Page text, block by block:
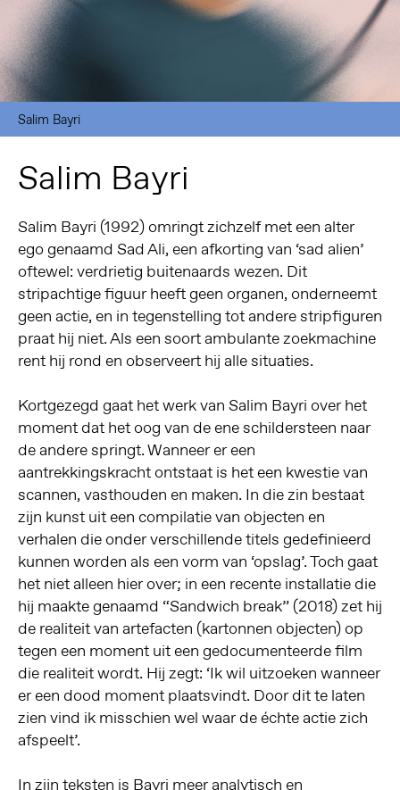
Salim Bayri
Salim Bayri
Salim Bayri (1992) omringt zichzelf met een alter
ego genaamd Sad Ali, een afkorting van ‘sad alien’
oftewel: verdrietig buitenaards wezen. Dit
stripachtige figuur heeft geen organen, onderneemt
geen actie, en in tegenstelling tot andere stripfiguren
praat hij niet. Als een soort ambulante zoekmachine
rent hij rond en observeert hij alle situaties.
Kortgezegd gaat het werk van Salim Bayri over het
moment dat het oog van de ene schildersteen naar
de andere springt. Wanneer er een
aantrekkingskracht ontstaat is het een kwestie van
scannen, vasthouden en maken. In die zin bestaat
zijn kunst uit een compilatie van objecten en
verhalen die onder verschillende titels gedefinieerd
kunnen worden als een vorm van ‘opslag’. Toch gaat
het niet alleen hier over; in een recente installatie die
hij maakte genaamd “Sandwich break” (2018) zet hij
de realiteit van artefacten (kartonnen objecten) op
tegen een moment uit een gedocumenteerde film
die realiteit wordt. Hij zegt: ‘Ik wil uitzoeken wanneer
er een dood moment plaatsvindt. Door dit te laten
zien vind ik misschien wel waar de échte actie zich
afspeelt’.
In zijn teksten is Bayri meer analytisch en